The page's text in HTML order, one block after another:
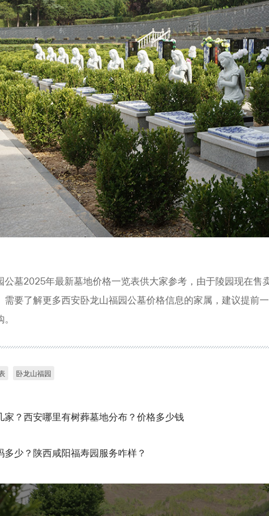
公墓2025年最新墓地价格一览表供大家参考，由于陵园现在售
需要了解更多西安卧龙山福园公墓价格信息的家属，建议提前
卧龙山福园
家？西安哪里有树葬墓地分布？价格多少钱
少？陕西咸阳福寿园服务咋样？